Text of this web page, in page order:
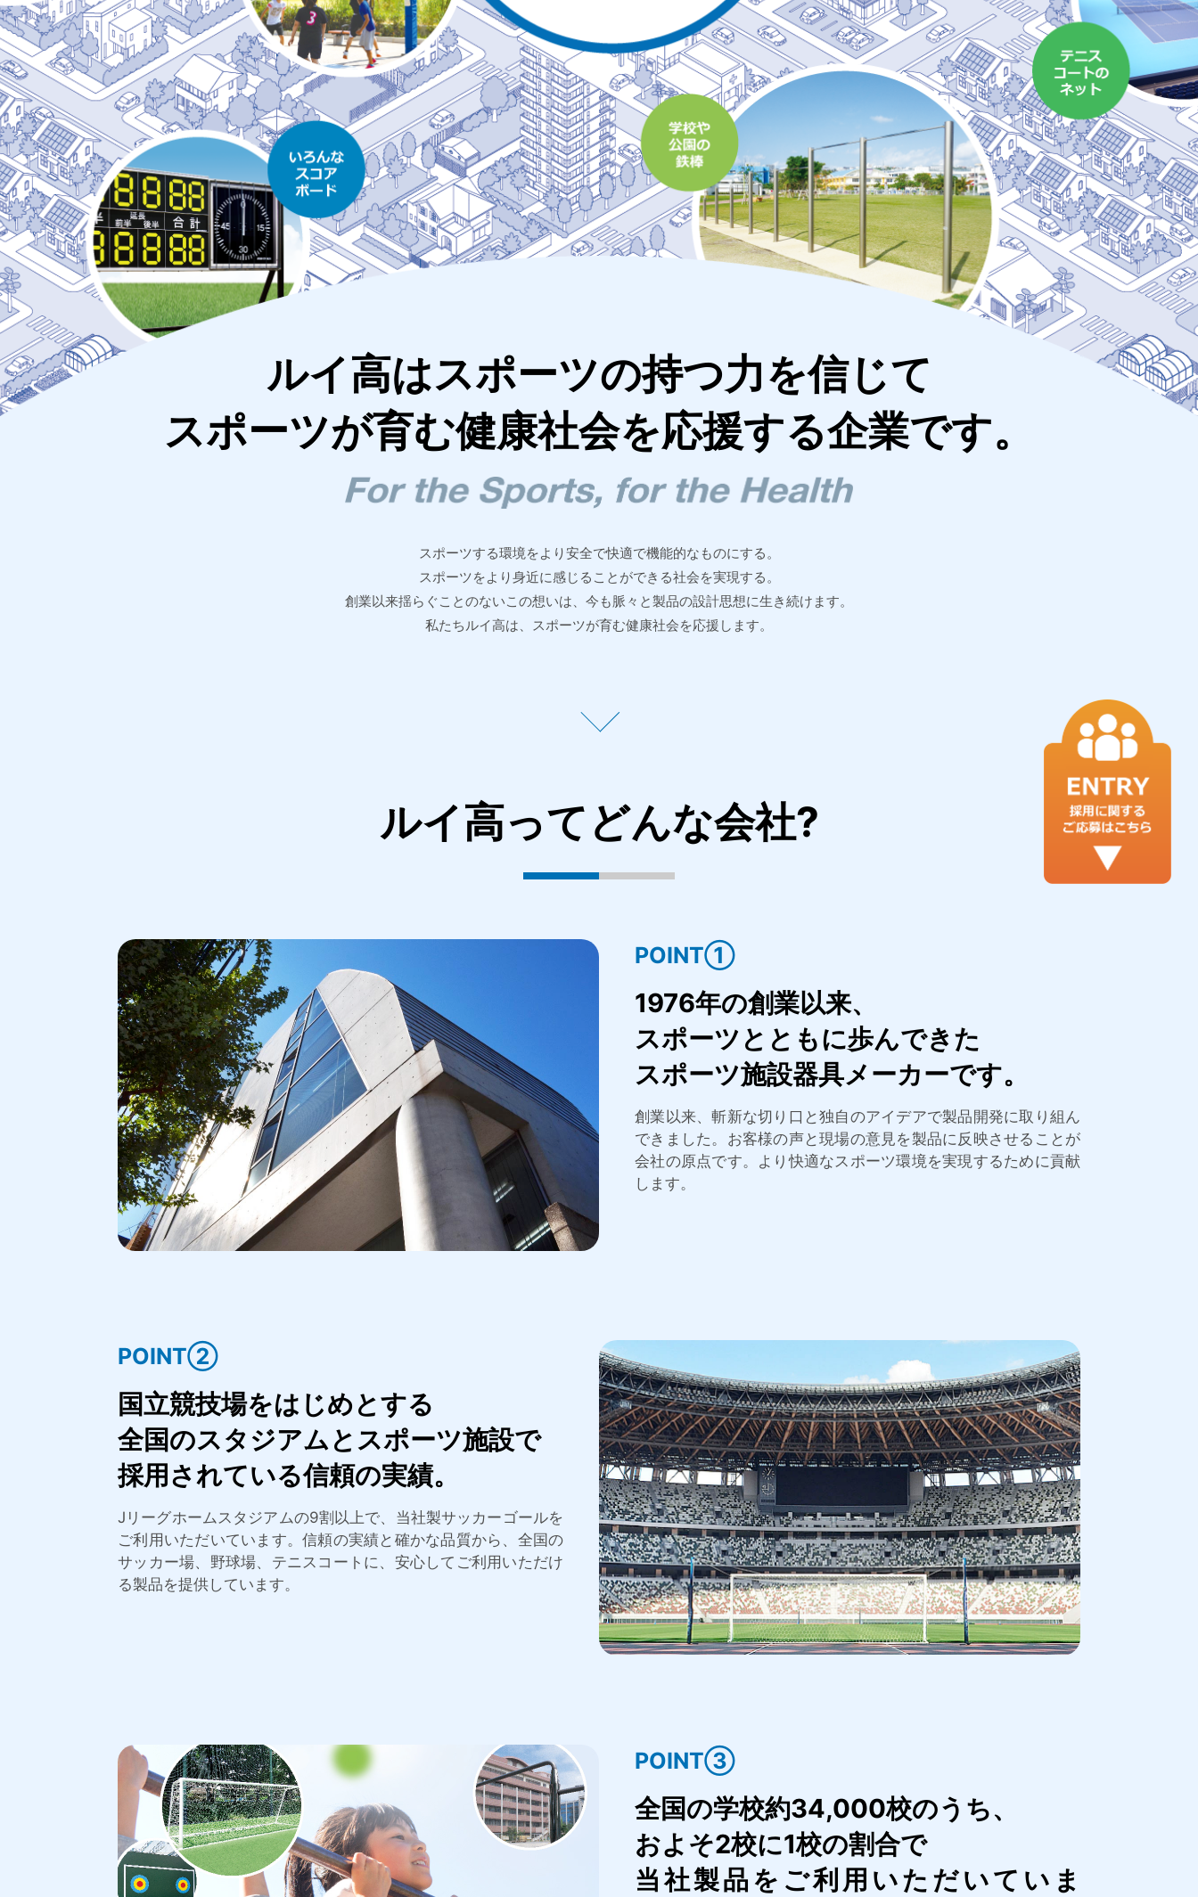
ルイ高はスポーツの持つ力を信じて
スポーツが育む健康社会を応援する企業です。
スポーツする環境をより安全で快適で機能的なものにする。
スポーツをより身近に感じることができる社会を実現する。
創業以来揺らぐことのないこの想いは、今も脈々と製品の設計思想に生き続けます。
私たちルイ高は、スポーツが育む健康社会を応援します。
ルイ高ってどんな会社?
POINT①
1976年の創業以来、
スポーツとともに歩んできた
スポーツ施設器具メーカーです。
創業以来、斬新な切り口と独自のアイデアで製品開発に取り組ん
できました。お客様の声と現場の意見を製品に反映させることが
会社の原点です。より快適なスポーツ環境を実現するために貢献
します。
POINT②
国立競技場をはじめとする
全国のスタジアムとスポーツ施設で
採用されている信頼の実績。
Jリーグホームスタジアムの9割以上で、当社製サッカーゴールを
ご利用いただいています。信頼の実績と確かな品質から、全国の
サッカー場、野球場、テニスコートに、安心してご利用いただけ
る製品を提供しています。
POINT③
全国の学校約34,000校のうち、
およそ2校に1校の割合で
当社製品をご利用いただいていま